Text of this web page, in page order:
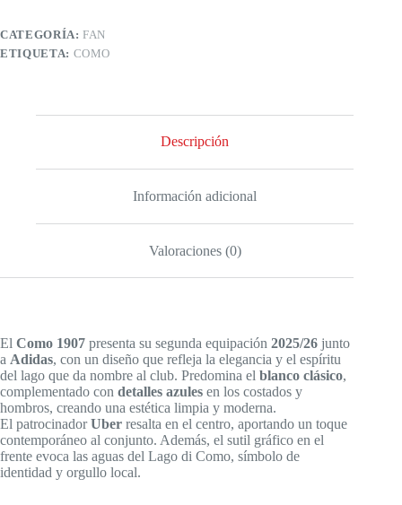
CATEGORÍA:FAN
ETIQUETA: COMO
Descripción
Información adicional
Valoraciones (0)
El Como 1907 presenta su segunda equipación 2025/26 junto
a Adidas, con un diseño que refleja la elegancia y el espíritu
del lago que da nombre al club. Predomina el blanco clásico,
complementado con detalles azules en los costados y
hombros, creando una estética limpia y moderna.
El patrocinadorUber resalta en el centro, aportando un toque
contemporáneo al conjunto. Además, el sutil gráfico en el
frente evoca las aguas del Lago di Como, símbolo de
identidad y orgullo local.